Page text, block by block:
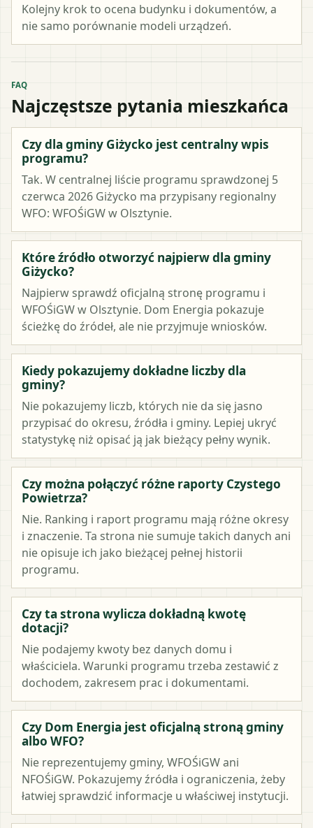
Kolejny krok to ocena budynku i dokumentów, a
nie samo porównanie modeli urządzeń.
FAQ
Najczęstsze pytania mieszkańca
Czy dla gminy Giżycko jest centralny wpis
programu?
Tak. W centralnej liście programu sprawdzonej 5
czerwca 2026 Giżycko ma przypisany regionalny
WFO: WFOŚiGW w Olsztynie.
Które źródło otworzyć najpierw dla gminy
Giżycko?
Najpierw sprawdź oficjalną stronę programu i
WFOŚiGW w Olsztynie. Dom Energia pokazuje
ścieżkę do źródeł, ale nie przyjmuje wniosków.
Kiedy pokazujemy dokładne liczby dla
gminy?
Nie pokazujemy liczb, których nie da się jasno
przypisać do okresu, źródła i gminy. Lepiej ukryć
statystykę niż opisać ją jak bieżący pełny wynik.
Czy można połączyć różne raporty Czystego
Powietrza?
Nie. Ranking i raport programu mają różne okresy
i znaczenie. Ta strona nie sumuje takich danych ani
nie opisuje ich jako bieżącej pełnej historii
programu.
Czy ta strona wylicza dokładną kwotę
dotacji?
Nie podajemy kwoty bez danych domu i
właściciela. Warunki programu trzeba zestawić z
dochodem, zakresem prac i dokumentami.
Czy Dom Energia jest oficjalną stroną gminy
albo WFO?
Nie reprezentujemy gminy, WFOŚiGW ani
NFOŚiGW. Pokazujemy źródła i ograniczenia, żeby
łatwiej sprawdzić informacje u właściwej instytucji.